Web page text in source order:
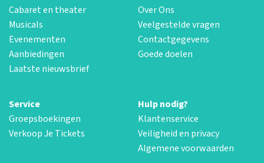
Cabaret en theater
Musicals
Evenementen
Aanbiedingen
Laatste nieuwsbrief
Over Ons
Veelgestelde vragen
Contactgegevens
Goede doelen
Service
Groepsboekingen
Verkoop Je Tickets
Hulp nodig?
Klantenservice
Veiligheid en privacy
Algemene voorwaarden